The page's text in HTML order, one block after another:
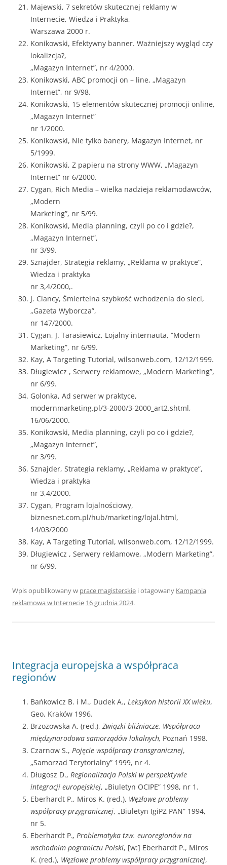
Majewski, 7 sekretów skutecznej reklamy w
Internecie, Wiedza i Praktyka,
Warszawa 2000 r.
Konikowski, Efektywny banner. Ważniejszy wygląd czy
lokalizcja?,
„Magazyn Internet”, nr 4/2000.
Konikowski, ABC promocji on – line, „Magazyn
Internet”, nr 9/98.
Konikowski, 15 elementów skutecznej promocji online,
„Magazyn Internet”
nr 1/2000.
Konikowski, Nie tylko banery, Magazyn Internet, nr
5/1999.
Konikowski, Z papieru na strony WWW, „Magazyn
Internet” nr 6/2000.
Cygan, Rich Media – wielka nadzieja reklamodawców,
„Modern
Marketing”, nr 5/99.
Konikowski, Media planning, czyli po co i gdzie?,
„Magazyn Internet”,
nr 3/99.
Sznajder, Strategia reklamy, „Reklama w praktyce”,
Wiedza i praktyka
nr 3,4/2000,.
J. Clancy, Śmiertelna szybkość wchodzenia do sieci,
„Gazeta Wyborcza”,
nr 147/2000.
Cygan, J. Tarasiewicz, Lojalny internauta, “Modern
Marketing”, nr 6/99.
Kay, A Targeting Tutorial, wilsonweb.com, 12/12/1999.
Długiewicz , Serwery reklamowe, „Modern Marketing”,
nr 6/99.
Golonka, Ad serwer w praktyce,
modernmarketing.pl/3-2000/3-2000_art2.shtml,
16/06/2000.
Konikowski, Media planning, czyli po co i gdzie?,
„Magazyn Internet”,
nr 3/99.
Sznajder, Strategia reklamy, „Reklama w praktyce”,
Wiedza i praktyka
nr 3,4/2000.
Cygan, Program lojalnościowy,
biznesnet.com.pl/hub/marketing/lojal.html,
14/03/2000
Kay, A Targeting Tutorial, wilsonweb.com, 12/12/1999.
Długiewicz , Serwery reklamowe, „Modern Marketing”,
nr 6/99.
Wpis opublikowany w prace magisterskie i otagowany Kampania
reklamowa w Internecie 16 grudnia 2024.
Integracja europejska a współpraca
regionów
Bańkowicz B. i M., Dudek A., Leksykon historii XX wieku,
Geo, Kraków 1996.
Brzozowska A. (red.), Związki bliźniacze. Współpraca
międzynarodowa samorządów lokalnych, Poznań 1998.
Czarnow S., Pojęcie współpracy transgranicznej,
„Samorzad Terytorialny” 1999, nr 4.
Długosz D., Regionalizacja Polski w perspektywie
integracji europejskiej, „Biuletyn OCIPE” 1998, nr 1.
Eberhardt P., Miros K. (red.), Węzłowe problemy
współpracy przygranicznej, „Biuletyn IgiPZ PAN” 1994,
nr 5.
Eberhardt P., Problematyka tzw. euroregionów na
wschodnim pograniczu Polski, [w:] Eberhardt P., Miros
K. (red.), Węzłowe problemy współpracy przygranicznej,